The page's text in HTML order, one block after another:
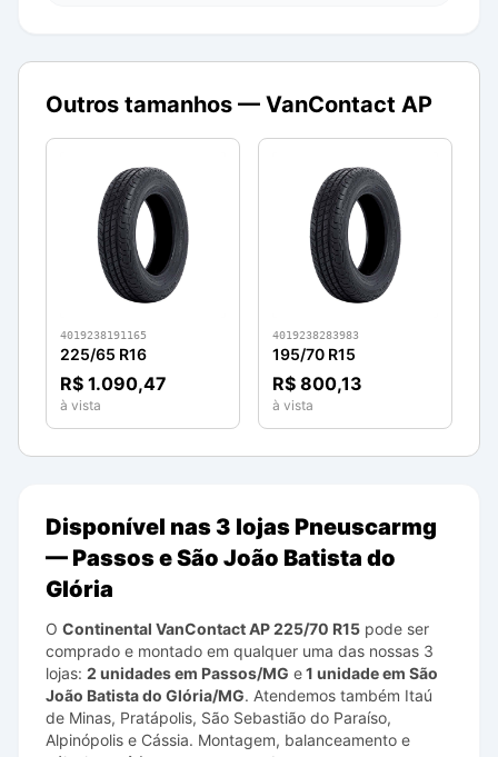
Outros tamanhos — VanContact AP
4019238191165
225/65 R16
R$ 1.090,47
à vista
4019238283983
195/70 R15
R$ 800,13
à vista
Disponível nas 3 lojas Pneuscarmg
— Passos e São João Batista do
Glória
O Continental VanContact AP225/70 R15 pode ser
comprado e montado em qualquer uma das nossas 3
lojas: 2 unidades em Passos/MG e1 unidade em São
João Batista do Glória/MG. Atendemos também Itaú
de Minas, Pratápolis, São Sebastião do Paraíso,
Alpinópolis e Cássia. Montagem, balanceamento e